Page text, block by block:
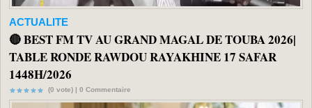
ACTUALITE
🔴 BEST FM TV AU GRAND MAGAL DE TOUBA 2026|
TABLE RONDE RAWDOU RAYAKHINE 17 SAFAR
1448H/2026
(0 vote) | 0 Commentaire